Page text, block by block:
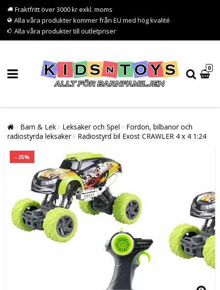
Fraktfritt över 3000 kr exkl. moms
Alla våra produkter kommer från EU med hög kvalité
Alla våra produkter till outletpriser
0
Barn & Lek Leksaker och Spel
Fordon, bilbanor och
radiostyrda leksaker
Radiostyrd bil Exost CRAWLER 4 x 4 1:24
- 25%